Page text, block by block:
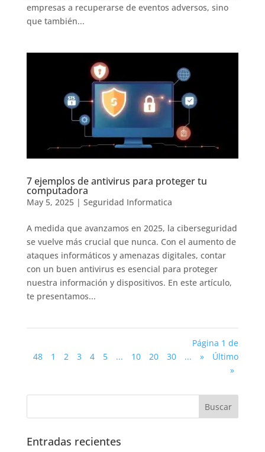
empresas a recuperarse de eventos adversos, sino
que también...
7 ejemplos de antivirus para proteger tu
computadora
May 5, 2025| Seguridad Informatica
A medida que avanzamos en 2025, la ciberseguridad
se vuelve más crucial que nunca. Con el aumento de
ataques informáticos y amenazas digitales, contar
con un buen antivirus es esencial para proteger
nuestra información y dispositivos. En este artículo,
te presentamos...
Página 1 de
48
1 2 3 4 5 ... 10 20 30 ... »
Último
»
Entradas recientes